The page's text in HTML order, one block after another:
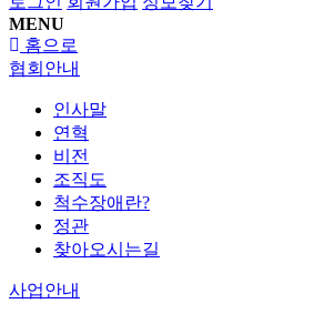
MENU
홈으로
협회안내
인사말
연혁
비전
조직도
척수장애란?
정관
찾아오시는길
사업안내